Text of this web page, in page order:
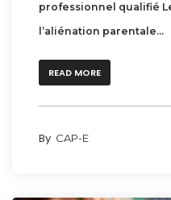
professionnel qualifié
l’aliénation parentale...
READ MORE
By CAP-E